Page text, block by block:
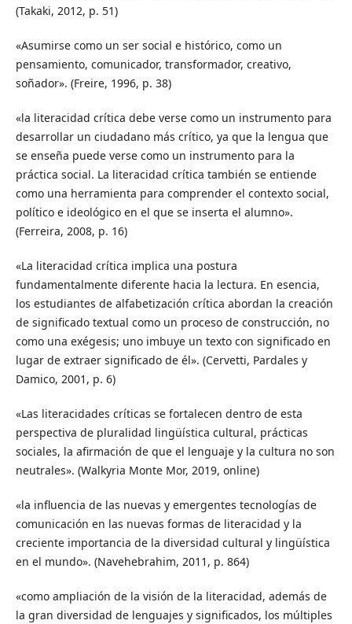
(Takaki, 2012, p. 51)
«Asumirse como un ser social e histórico, como un
pensamiento, comunicador, transformador, creativo,
soñador». (Freire, 1996, p. 38)
«la literacidad crítica debe verse como un instrumento para
desarrollar un ciudadano más crítico, ya que la lengua que
se enseña puede verse como un instrumento para la
práctica social. La literacidad crítica también se entiende
como una herramienta para comprender el contexto social,
político e ideológico en el que se inserta el alumno».
(Ferreira, 2008, p. 16)
«La literacidad crítica implica una postura
fundamentalmente diferente hacia la lectura. En esencia,
los estudiantes de alfabetización crítica abordan la creación
de significado textual como un proceso de construcción, no
como una exégesis; uno imbuye un texto con significado en
lugar de extraer significado de él». (Cervetti, Pardales y
Damico, 2001, p. 6)
«Las literacidades críticas se fortalecen dentro de esta
perspectiva de pluralidad lingüística cultural, prácticas
sociales, la afirmación de que el lenguaje y la cultura no son
neutrales». (Walkyria Monte Mor, 2019, online)
«la influencia de las nuevas y emergentes tecnologías de
comunicación en las nuevas formas de literacidad y la
creciente importancia de la diversidad cultural y lingüística
en el mundo». (Navehebrahim, 2011, p. 864)
«como ampliación de la visión de la literacidad, además de
la gran diversidad de lenguajes y significados, los múltiples